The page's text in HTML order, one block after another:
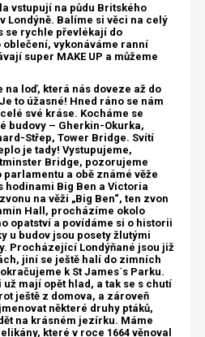
vstupují na půdu Britského
Londýně. Balíme si věci na celý
se rychle převlékají do
vykonáváme ranní
super MAKE UP a můžeme
na loď, která nás doveze až do
to úžasné! Hned ráno se nám
své kráse. Kocháme se
budovy – Gherkin-Okurka,
Střep, Tower Bridge. Svítí
je tady! Vystupujeme,
Bridge, pozorujeme
parlamentu a obě známé věže
hodinami Big Ben a Victoria
na věži „Big Ben“, ten zvon
Hall, procházíme okolo
opatství a povídáme si o historii
u budov jsou posety žlutými
Procházející Londýňané jsou již
jiní se ještě halí do zimních
k St James´s Parku.
mají opět hlad, a tak se s chutí
ještě z domova, a zároveň
některé druhy ptáků,
na krásném jezírku. Máme
které v roce 1664 věnoval